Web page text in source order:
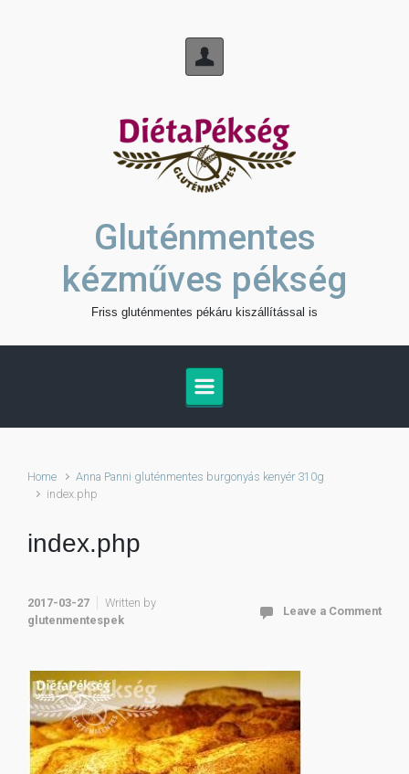
Gluténmentes
kézműves pékség
Friss gluténmentes pékáru kiszállítással is
Home
Anna Panni gluténmentes burgonyás kenyér 310g
index.php
index.php
2017-03-27
Written by
glutenmentespek
Leave a Comment